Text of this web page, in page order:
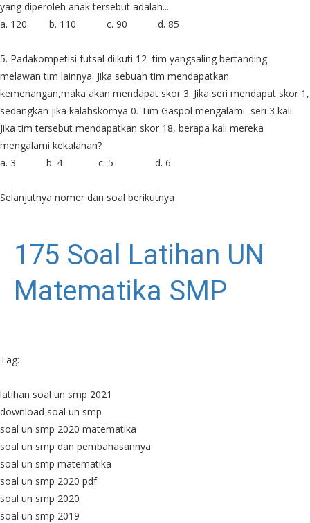
yang diperoleh anak tersebut adalah....
a. 120
b. 110 c. 90 d. 85
5. Padakompetisi futsal diikuti 12 tim yangsaling bertanding
melawan tim lainnya. Jika sebuah tim mendapatkan
kemenangan,maka akan mendapat skor 3. Jika seri mendapat skor 1,
sedangkan jika kalahskornya 0. Tim Gaspol mengalami seri 3 kali.
Jika tim tersebut mendapatkan skor 18, berapa kali mereka
mengalami kekalahan?
a. 3
b. 4 c. 5 d. 6
Selanjutnya nomer dan soal berikutnya
175 Soal Latihan UN
Matematika SMP
Tag:
latihan soal un smp 2021
download soal un smp
soal un smp 2020 matematika
soal un smp dan pembahasannya
soal un smp matematika
soal un smp 2020 pdf
soal un smp 2020
soal un smp 2019